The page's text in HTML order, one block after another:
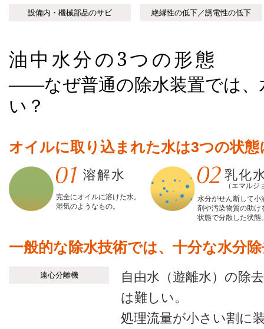
設備内・機械部品のサビ 絶縁性の低下／誘電性の低下
油中水分の3つの形態
――なぜ普通の除水装置では、
い？
オイルに取り込まれた水は3つの状
溶解水
完全にオイルに溶けた水。
湿気のようなもの。
乳化
（エマルジ
水分がせん断して小
剤や汚染物質の助け
状態で分散した状態
一般的な除水技術では、十分な水分
遠心分離機
自由水（遊離水）の除
は難しい。
処理流量が小さい割に